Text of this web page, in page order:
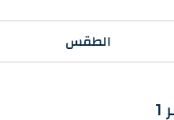
الطقس